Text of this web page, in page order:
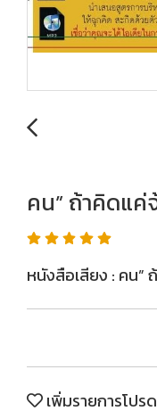
คน” ถ้าคิดแค่
หนังสือเสียง : คน”
เพิ่มรายการโปรด